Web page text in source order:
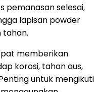
pemanasan selesai,
lapisan powder
tahan.
memberikan
korosi, tahan aus,
untuk mengikuti